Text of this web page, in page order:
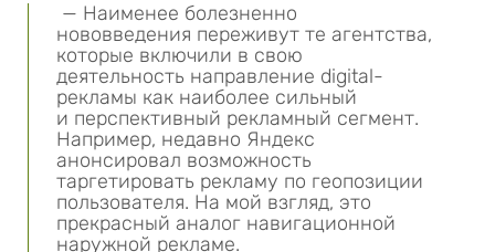
— Наименее болезненно
нововведения переживут те агентства,
которые включили в свою
деятельность направление digital-
рекламы как наиболее сильный
и перспективный рекламный сегмент.
Например, недавно Яндекс
анонсировал возможность
таргетировать рекламу по геопозиции
пользователя. На мой взгляд, это
прекрасный аналог навигационной
наружной рекламе.